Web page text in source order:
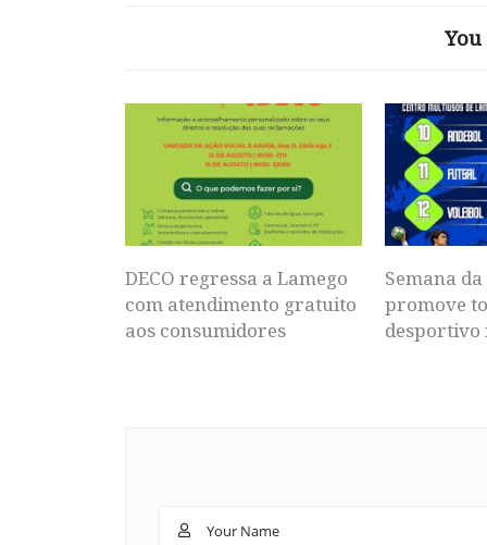
DECO regressa a Lamego
com atendimento gratuito
aos consumidores
Semana
promove